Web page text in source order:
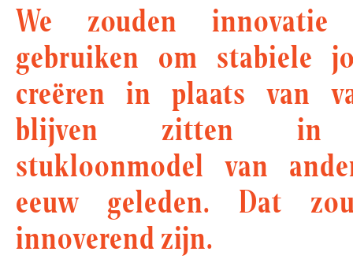
We zouden innovatie
gebruiken om stabiele
creëren in plaats van
blijven zitten in
stukloonmodel van
eeuw geleden. Dat
innoverend zijn.